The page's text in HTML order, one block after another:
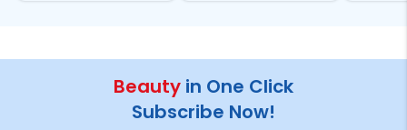
Beauty in One Click
Subscribe Now!